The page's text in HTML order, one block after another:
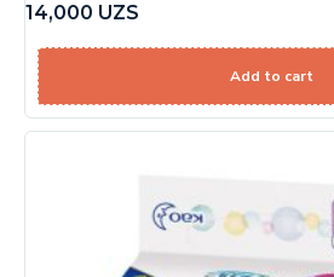
14,000 UZS
Add to cart